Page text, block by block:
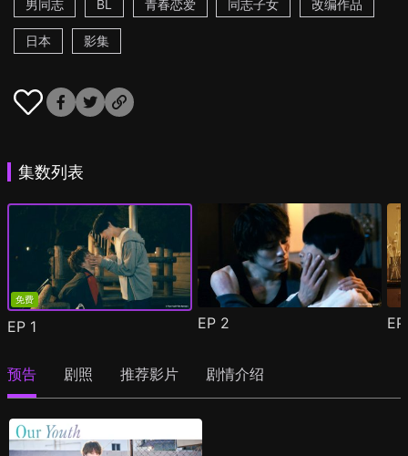
男同志
BL 青春恋爱 同志子女 改编作品
日本 影集
集数列表
免费
EP 1 EP 2
预告 剧照 推荐影片 剧情介绍